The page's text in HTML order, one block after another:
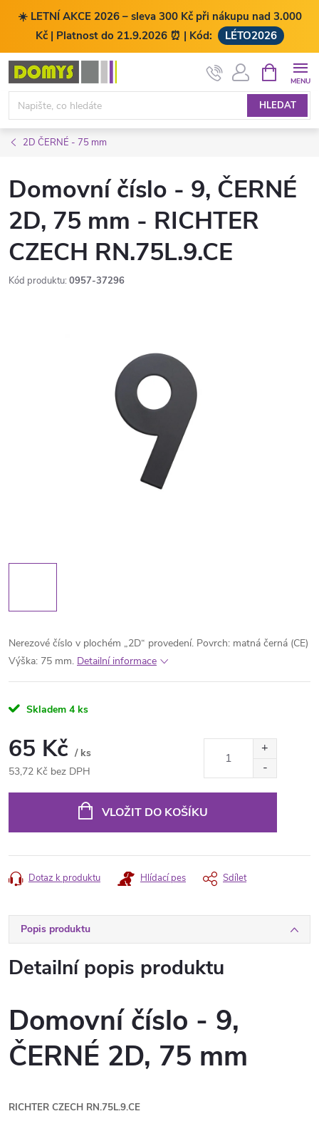
☀️ LETNÍ AKCE 2026 – sleva 300 Kč při nákupu nad 3.000
Kč | Platnost do 21.9.2026 ⏰ | Kód:
LÉTO2026
Přejít
obsah
HLEDAT
NÁKUPNÍ
KOŠÍK
2D ČERNÉ - 75 mm
Domovní číslo - 9, ČERNÉ
2D, 75 mm - RICHTER
CZECH RN.75L.9.CE
Kód produktu: 0957-37296
Nerezové číslo v plochém „2D“ provedení. Povrch: matná černá (CE)
Výška: 75 mm. Detailní informace
Skladem 4 ks
65 Kč / ks
53,72 Kč bez DPH
VLOŽIT DO KOŠÍKU
Dotaz k produktu Hlídací pes Sdílet
Popis produktu
Detailní popis produktu
Domovní číslo - 9,
ČERNÉ 2D, 75 mm
RICHTER CZECH RN.75L.9.CE